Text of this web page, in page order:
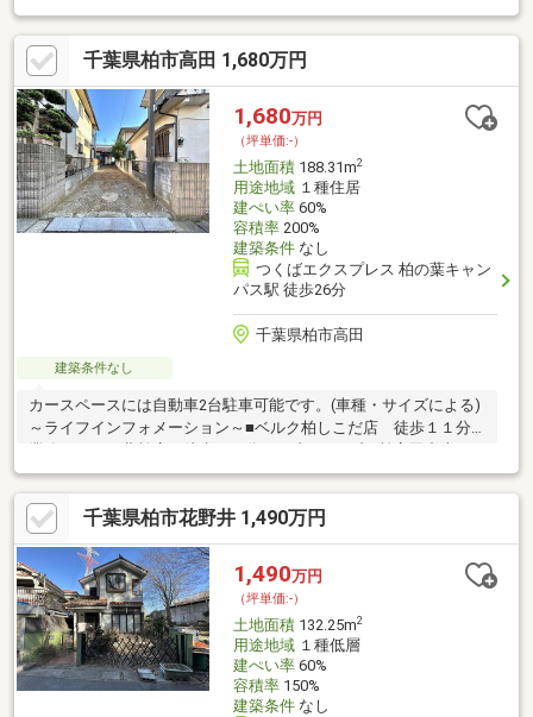
かった場合、土地売買契約は白紙解約となり、受領済みの手付金
等の土地代金は無利息にて返還いたします。
千葉県柏市高田 1,680万円
1,680万円
（坪単価:-）
土地面積188.31m2
用途地域１種住居
建ぺい率60%
容積率200%
建築条件なし
つくばエクスプレス 柏の葉キャン
パス駅 徒歩26分
千葉県柏市高田
建築条件なし
カースペースには自動車2台駐車可能です。(車種・サイズによる)
～ライフインフォメーション～■ベルク柏しこだ店 徒歩１１分■
店 徒歩２分■ドラックストアセキ柏高田店 徒歩４分■高田小学
校 徒歩４分■柏市第五中学校 徒歩２０分
千葉県柏市花野井 1,490万円
1,490万円
（坪単価:-）
土地面積132.25m2
用途地域１種低層
建ぺい率60%
容積率150%
建築条件なし